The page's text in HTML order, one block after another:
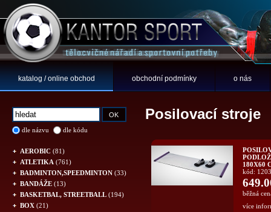
katalog / online obchod obchodní podmínky o nás
dle názvu dle kódu
AEROBIC (81)
ATLETIKA (761)
BADMINTON,SPEEDMINTON (33)
BANDÁŽE (13)
BASKETBAL, STREETBALL (194)
BOX (21)
Posilovací stroje
180X60
kód:
běžná
více